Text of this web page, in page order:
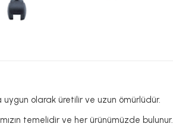
olarak üretilir ve uzun ömürlüdür.
temelidir ve her ürünümüzde bulunur.